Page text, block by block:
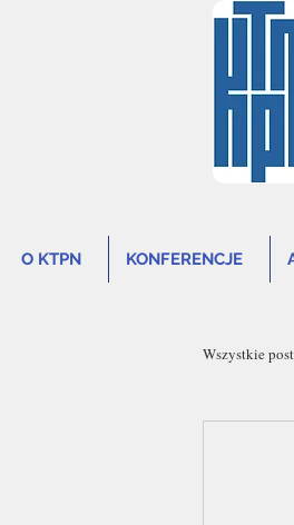
O KTPN KONFERENCJE
Wszystkie